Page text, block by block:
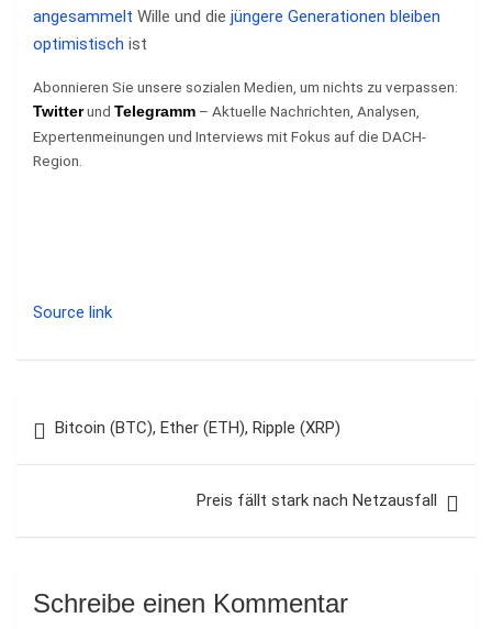
angesammelt Wille und die jüngere Generationen bleiben
optimistisch ist
Abonnieren Sie unsere sozialen Medien, um nichts zu verpassen:
Twitterund Telegramm – Aktuelle Nachrichten, Analysen,
Expertenmeinungen und Interviews mit Fokus auf die DACH-
Region.
Source link
Bitcoin (BTC), Ether (ETH), Ripple (XRP)
Preis fällt stark nach Netzausfall
Schreibe einen Kommentar